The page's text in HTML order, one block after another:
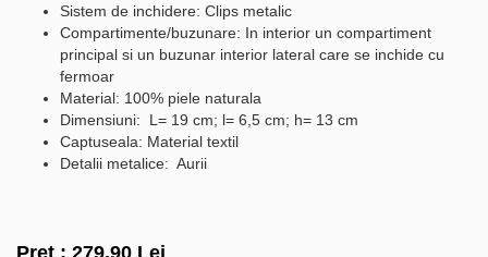
Sistem de inchidere: Clips metalic
Compartimente/buzunare: In interior un compartiment
principal si un buzunar interior lateral care se inchide cu
fermoar
Material: 100% piele naturala
Dimensiuni: L= 19 cm; l= 6,5 cm; h= 13 cm
Captuseala: Material textil
Detalii metalice: Aurii
Pret : 279.90 Lei